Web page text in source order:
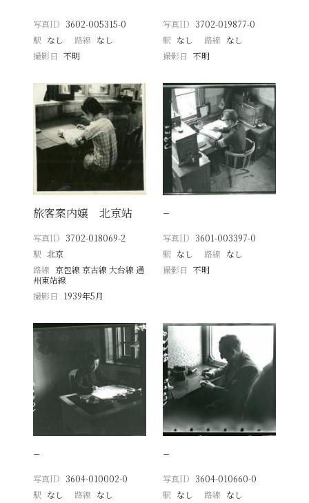
写真ID 3602-005315-0
駅 なし 路線 なし
撮影日
不明
写真ID 3702-019877-0
駅 なし 路線 なし
撮影日 不明
旅客案内嬢 北京站
写真ID 3702-018069-2
駅 北京
路線 京包線 京古線 大台線 通
州東站線
撮影日
1939年5月
−
写真ID 3601-003397-0
駅 なし 路線 なし
撮影日 不明
−
写真ID 3604-010002-0
駅 なし 路線 なし
−
写真ID 3604-010660-0
駅 なし 路線 なし